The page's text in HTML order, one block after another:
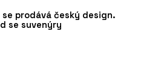
se prodává český design.
se suvenýry